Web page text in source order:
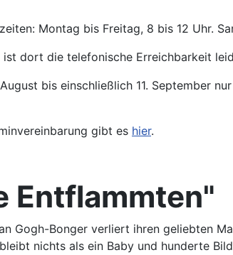
Montag bis Freitag, 8 bis 12 Uhr.
ist dort die telefonische Erreichbarkeit
bis einschließlich 11. September
gibt es hier.
Entflammten"
Gogh-Bonger verliert ihren geliebten
nichts als ein Baby und hunderte